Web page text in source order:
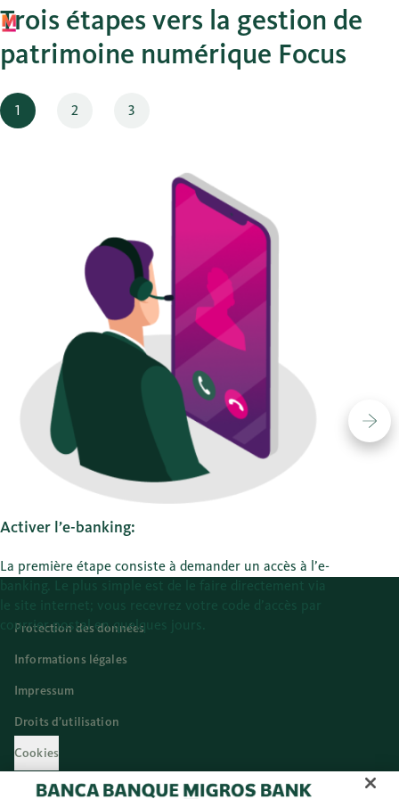
Trois étapes vers la gestion de
patrimoine numérique Focus
Activer l’e-banking:
La première étape consiste à demander un accès à l’e-
banking. Le plus simple est de le faire directement via
le site internet; vous recevrez votre code d’accès par
courrier postal en quelques jours.
Protection des données
Informations légales
Impressum
Droits d’utilisation
Cookies
Français (FR)